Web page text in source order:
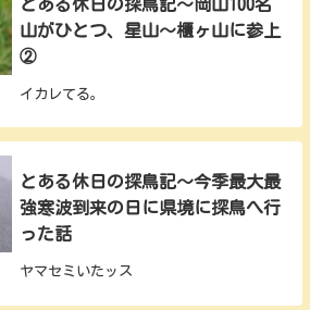
とある休日の探鳥記～岡山100名
山がひとつ、星山～櫃ヶ山に参上
②
イカレてる。
とある休日の探鳥記～今季最大最
強寒波到来の日に県境に探鳥へ行
った話
ヤマセミいたッス